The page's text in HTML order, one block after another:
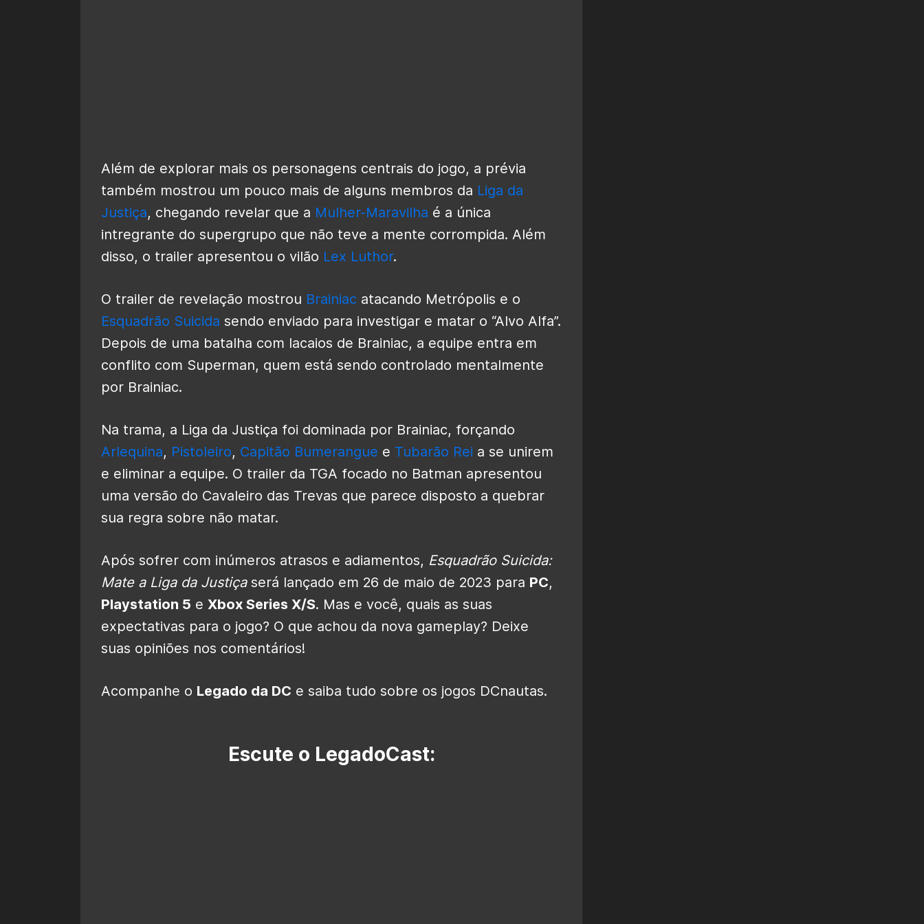
Além de explorar mais os personagens centrais do jogo, a prévia
também mostrou um pouco mais de alguns membros da Liga da
Justiça, chegando revelar que a Mulher-Maravilha é a única
intregrante do supergrupo que não teve a mente corrompida. Além
disso, o trailer apresentou o vilão Lex Luthor.
O trailer de revelação mostrou Brainiac atacando Metrópolis e o
Esquadrão Suicida sendo enviado para investigar e matar o “Alvo Alfa”.
Depois de uma batalha com lacaios de Brainiac, a equipe entra em
conflito com Superman, quem está sendo controlado mentalmente
por Brainiac.
Na trama, a Liga da Justiça foi dominada por Brainiac, forçando
Arlequina, Pistoleiro, Capitão Bumerangue e Tubarão Rei a se unirem
e eliminar a equipe. O trailer da TGA focado no Batman apresentou
uma versão do Cavaleiro das Trevas que parece disposto a quebrar
sua regra sobre não matar.
Após sofrer com inúmeros atrasos e adiamentos, Esquadrão Suicida:
Mate a Liga da Justiçaserá lançado em 26 de maio de 2023 para PC,
Playstation 5 e Xbox Series X/S. Mas e você, quais as suas
expectativas para o jogo? O que achou da nova gameplay? Deixe
suas opiniões nos comentários!
Acompanhe o Legado da DC e saiba tudo sobre os jogos DCnautas.
Escute o LegadoCast: